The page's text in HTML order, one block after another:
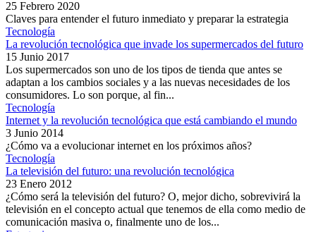
25 Febrero 2020
Claves para entender el futuro inmediato y preparar la estrategia
Tecnología
La revolución tecnológica que invade los supermercados del futuro
15 Junio 2017
Los supermercados son uno de los tipos de tienda que antes se
adaptan a los cambios sociales y a las nuevas necesidades de los
consumidores. Lo son porque, al fin...
Tecnología
Internet y la revolución tecnológica que está cambiando el mundo
3 Junio 2014
¿Cómo va a evolucionar internet en los próximos años?
Tecnología
La televisión del futuro: una revolución tecnológica
23 Enero 2012
¿Cómo será la televisión del futuro? O, mejor dicho, sobrevivirá la
televisión en el concepto actual que tenemos de ella como medio de
comunicación masiva o, finalmente uno de los...